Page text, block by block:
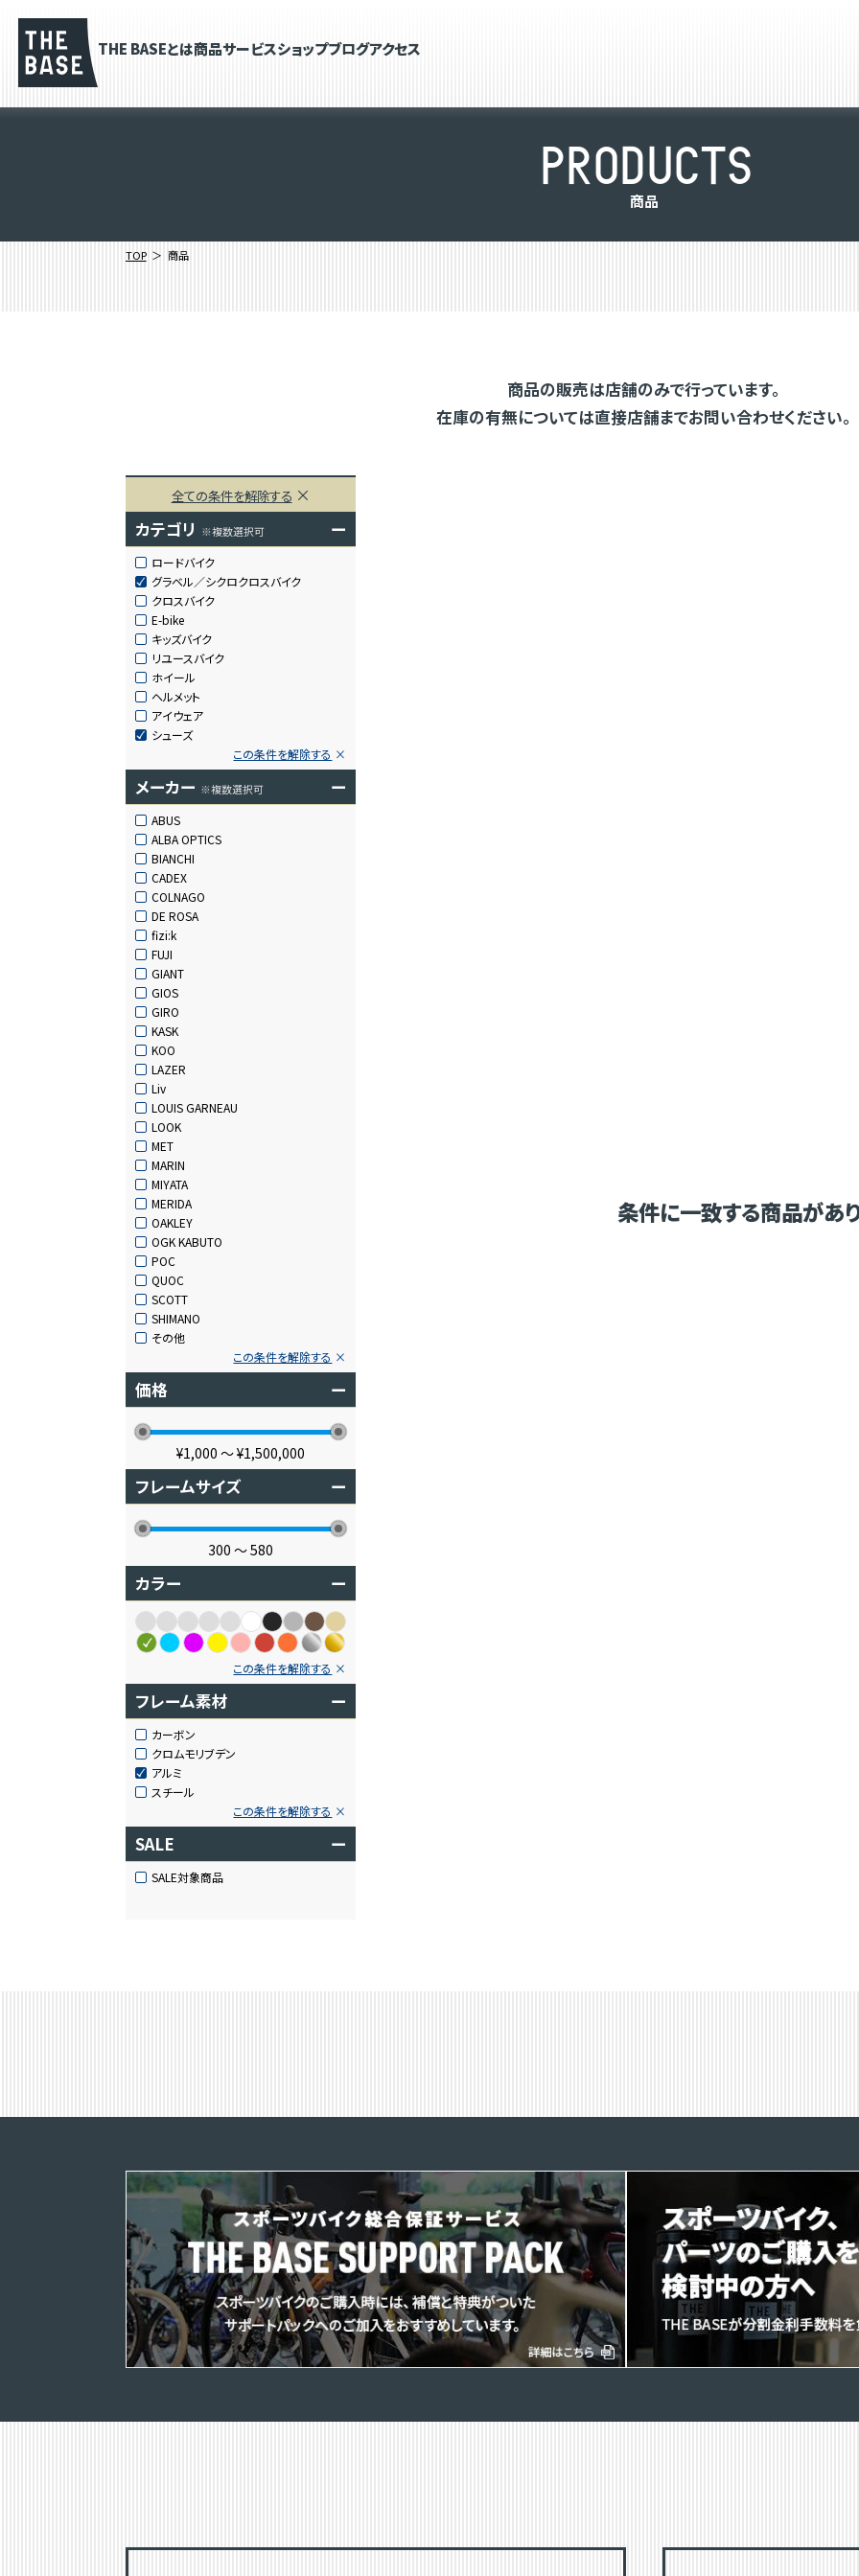
THE BASEとは商品サービスショップブログアクセス
PRODUCTS
商品
TOP 商品
商品の販売は店舗のみで行っています。
在庫の有無については直接店舗までお問い合わせください。
全ての条件を解除する
カテゴリ ※複数選択可 ー
ロードバイク
グラベル／シクロクロスバイク
クロスバイク
E-bike
キッズバイク
リユースバイク
ホイール
ヘルメット
アイウェア
シューズ
この条件を解除する
メーカー ※複数選択可 ー
ABUS
ALBA OPTICS
BIANCHI
CADEX
COLNAGO
DE ROSA
fizi:k
FUJI
GIANT
GIOS
GIRO
KASK
KOO
LAZER
Liv
LOUIS GARNEAU
LOOK
MET
MARIN
MIYATA
MERIDA
OAKLEY
OGK KABUTO
POC
QUOC
SCOTT
SHIMANO
その他
この条件を解除する
価格 ー
¥1,000 〜¥1,500,000
フレームサイズ ー
300 〜580
カラー ー
この条件を解除する
フレーム素材 ー
カーボン
クロムモリブデン
アルミ
スチール
この条件を解除する
SALE ー
SALE対象商品
条件に一致する商品があ